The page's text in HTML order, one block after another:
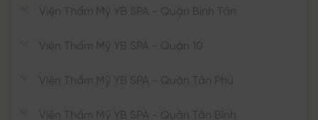
Viện Thẩm Mỹ YB SPA - Quận Bình Tân
Viện Thẩm Mỹ YB SPA - Quận 10
Viện Thẩm Mỹ YB SPA - Quận Tân Phú
Viện Thẩm Mỹ YB SPA - Quận Tân Bình